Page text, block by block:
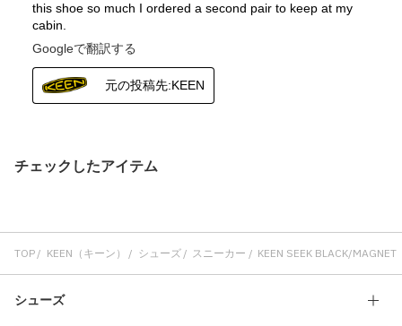
チェックしたアイテム
TOP KEEN（キーン） シューズ スニーカー KEEN SEEK BLACK/MAGNET
シューズ